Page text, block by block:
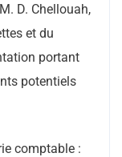
D. Chellouah,
et du
portant
potentiels
comptable :